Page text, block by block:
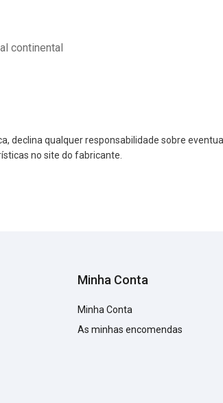
continental
declina qualquer responsabilidade sobre
no site do fabricante.
Minha Conta
Minha Conta
As minhas encomendas